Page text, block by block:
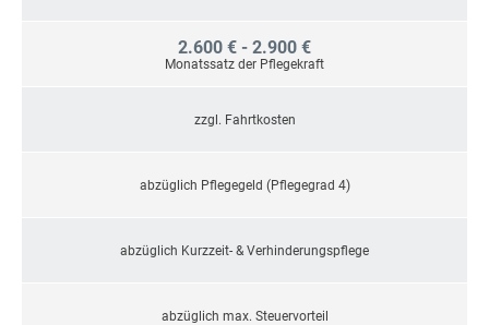
2.600 € - 2.900 €
Monatssatz der Pflegekraft
zzgl. Fahrtkosten
abzüglich Pflegegeld (Pflegegrad 4)
abzüglich Kurzzeit- & Verhinderungspflege
abzüglich max. Steuervorteil